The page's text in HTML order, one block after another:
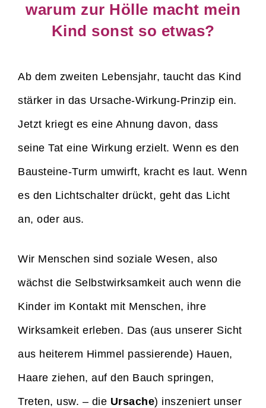
warum zur Hölle macht mein
Kind sonst so etwas?
Ab dem zweiten Lebensjahr, taucht das Kind
stärker in das Ursache-Wirkung-Prinzip ein.
Jetzt kriegt es eine Ahnung davon, dass
seine Tat eine Wirkung erzielt. Wenn es den
Bausteine-Turm umwirft, kracht es laut. Wenn
es den Lichtschalter drückt, geht das Licht
an, oder aus.
Wir Menschen sind soziale Wesen, also
wächst die Selbstwirksamkeit auch wenn die
Kinder im Kontakt mit Menschen, ihre
Wirksamkeit erleben. Das (aus unserer Sicht
aus heiterem Himmel passierende) Hauen,
Haare ziehen, auf den Bauch springen,
Treten, usw. – die Ursache) inszeniert unser